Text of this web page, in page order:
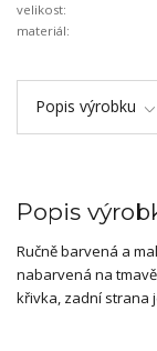
velikost:
materiál:
Popis výrobku
Popis
Ručně barvená a
nabarvená na
křivka, zadní strana